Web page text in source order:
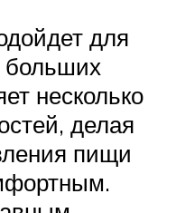
для
больших
несколько
делая
пищи